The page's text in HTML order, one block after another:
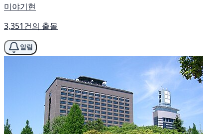
미야기현
3,351건의 출몰
알림